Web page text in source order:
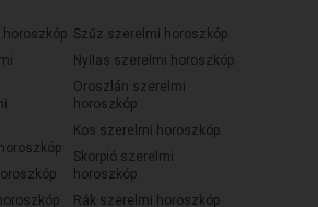
horoszkóp Szűz szerelmi horoszkóp
Nyilas szerelmi horoszkóp
Oroszlán szerelmi
horoszkóp
Kos szerelmi horoszkóp
Skorpió szerelmi
horoszkóp
Rák szerelmi horoszkóp